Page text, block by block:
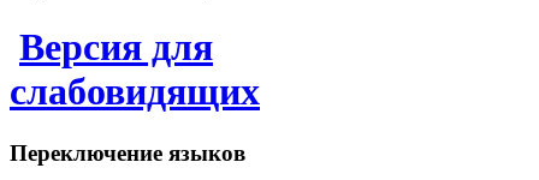
Версия для
слабовидящих
Переключение языков